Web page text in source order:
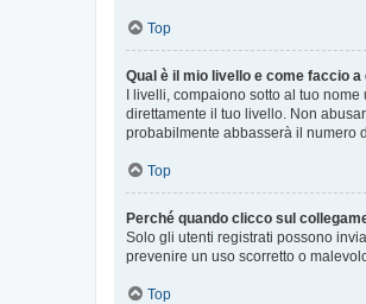
Top
Qual è il mio livello e come faccio
I livelli, compaiono sotto al tuo
direttamente il tuo livello. Non
probabilmente abbasserà il numero
Top
Perché quando clicco sul
Solo gli utenti registrati possono
prevenire un uso scorretto o
Top